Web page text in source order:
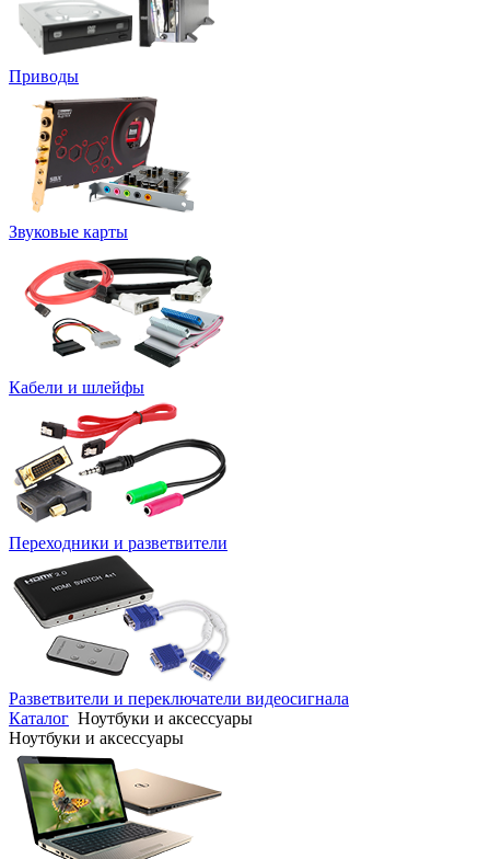
Приводы
Звуковые карты
Кабели и шлейфы
Переходники и разветвители
Разветвители и переключатели видеосигнала
Каталог Ноутбуки и аксессуары
Ноутбуки и аксессуары